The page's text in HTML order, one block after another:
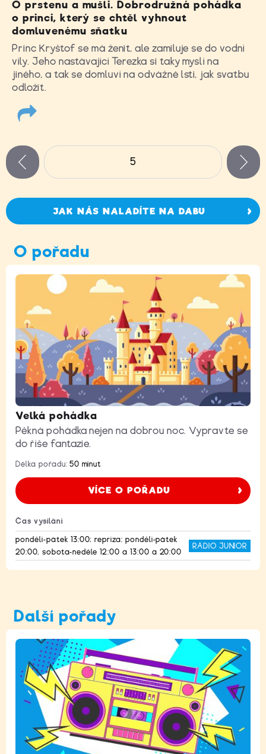
O prstenu a mušli. Dobrodružná pohádka
o princi, který se chtěl vyhnout
domluvenému sňatku
Princ Kryštof se má ženit, ale zamiluje se do vodní
víly. Jeho nastávající Terezka si taky myslí na
jiného, a tak se domluví na odvážné lsti, jak svatbu
odložit.
Stránky
5
JAK NÁS NALADÍTE NA DABU
O pořadu
Velká pohádka
Pěkná pohádka nejen na dobrou noc. Vypravte se
do říše fantazie.
Délka pořadu:50 minut
VÍCE O POŘADU
Čas vysílání
pondělí-pátek 13:00; repríza: pondělí-pátek
20:00, sobota-neděle 12:00 a 13:00 a 20:00
RÁDIO JUNIOR
Další pořady